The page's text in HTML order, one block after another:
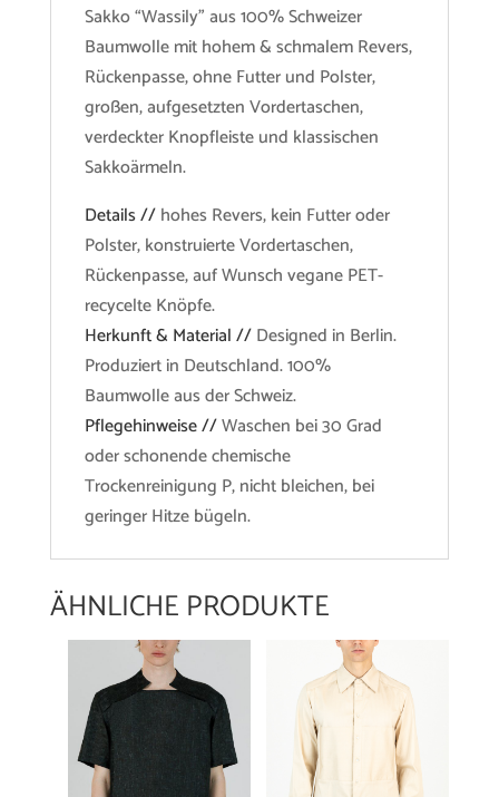
Sakko “Wassily” aus 100% Schweizer
Baumwolle mit hohem & schmalem Revers,
Rückenpasse, ohne Futter und Polster,
großen, aufgesetzten Vordertaschen,
verdeckter Knopfleiste und klassischen
Sakkoärmeln.
Details //hohes Revers, kein Futter oder
Polster, konstruierte Vordertaschen,
Rückenpasse, auf Wunsch vegane PET-
recycelte Knöpfe.
Herkunft & Material //Designed in Berlin.
Produziert in Deutschland. 100%
Baumwolle aus der Schweiz.
Pflegehinweise //Waschen bei 30 Grad
oder schonende chemische
Trockenreinigung P, nicht bleichen, bei
geringer Hitze bügeln.
ÄHNLICHE PRODUKTE